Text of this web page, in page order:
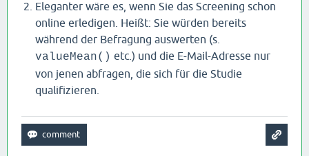
Eleganter wäre es, wenn Sie das Screening schon
online erledigen. Heißt: Sie würden bereits
während der Befragung auswerten (s.
valueMean() etc.) und die E-Mail-Adresse nur
von jenen abfragen, die sich für die Studie
qualifizieren.